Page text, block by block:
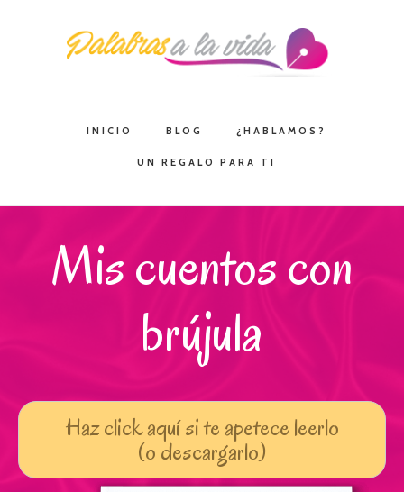
contenido
INICIO BLOG ¿HABLAMOS?
UN REGALO PARA TI
Mis cuentos con
brújula
Haz click aquí si te apetece leerlo
(o descargarlo)